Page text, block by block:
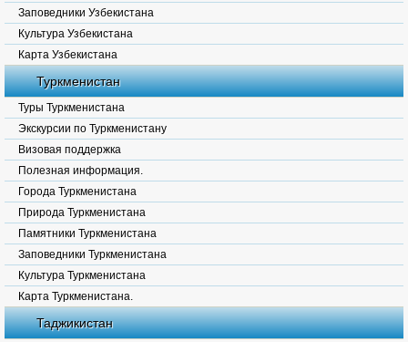
Заповедники Узбекистана
Культура Узбекистана
Карта Узбекистана
Туркменистан
Туры Туркменистана
Экскурсии по Туркменистану
Визовая поддержка
Полезная информация.
Города Туркменистана
Природа Туркменистана
Памятники Туркменистана
Заповедники Туркменистана
Культура Туркменистана
Карта Туркменистана.
Таджикистан